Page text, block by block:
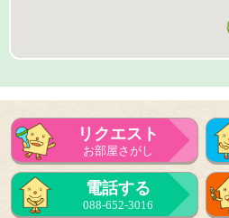
リクエスト
お部屋さがし
電話する
088-652-3016